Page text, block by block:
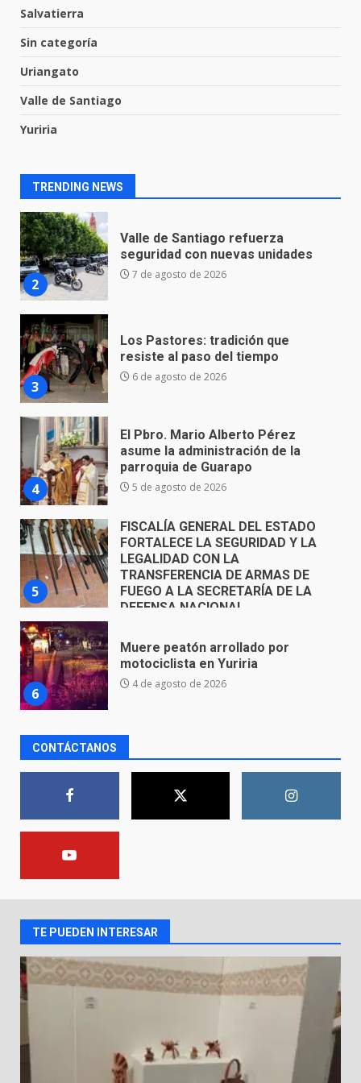
Salvatierra
Sin categoría
Uriangato
Valle de Santiago
Yuriria
TRENDING NEWS
1
Inauguran la Galería Historia y
2
7 de agosto de 2026
3
Los Pastores: tradición que
resiste al paso del tiempo
6 de agosto de 2026
4
El Pbro. Mario Alberto Pérez
asume la administración de la
parroquia de Guarapo
5 de agosto de 2026
5
FORTALECE LA SEGURIDAD Y LA
LEGALIDAD CON LA
TRANSFERENCIA DE ARMAS DE
FUEGO A LA SECRETARÍA DE LA
5 de agosto de 2026
6
Muere peatón arrollado por
motociclista en Yuriria
4 de agosto de 2026
7
Valle de Santiago despide a
José Antonio Villanueva
Cárdenas, “El Puma”
3 de agosto de 2026
7 de agosto de 2026
2
Los Pastores: tradición que
resiste al paso del tiempo
6 de agosto de 2026
El Pbro. Mario Alberto Pérez
asume la administración de la
CONTÁCTANOS
TE PUEDEN INTERESAR